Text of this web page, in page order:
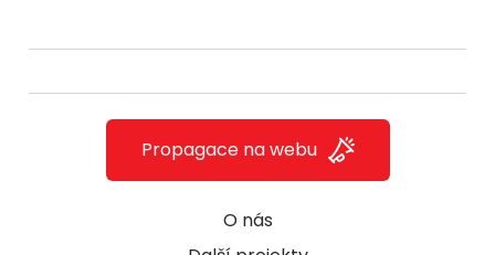
O nás
Propagace na webu